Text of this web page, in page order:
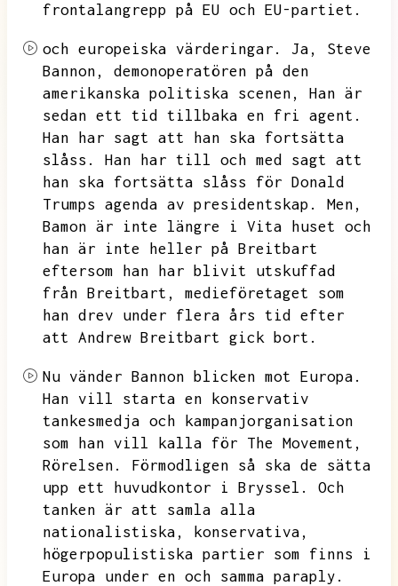
frontalangrepp på EU och EU-partiet.
och europeiska värderingar. Ja,
Steve
Bannon,
demonoperatören på den
amerikanska politiska scenen,
Han är
sedan ett tid tillbaka en fri agent.
Han har sagt att han ska fortsätta
slåss.
Han har till och med sagt att
han ska fortsätta slåss för Donald
Trumps agenda av presidentskap.
Men,
Bamon är inte längre i Vita huset och
han är inte heller på Breitbart
eftersom han har blivit utskuffad
från Breitbart,
medieföretaget som
han drev under flera års tid efter
att Andrew Breitbart gick bort.
Nu vänder Bannon blicken mot Europa.
Han vill starta en konservativ
tankesmedja och kampanjorganisation
som han vill kalla för The Movement,
Rörelsen.
Förmodligen så ska de sätta
upp ett huvudkontor i Bryssel.
Och
tanken är att samla alla
nationalistiska,
konservativa,
högerpopulistiska partier som finns i
Europa under en och samma paraply.